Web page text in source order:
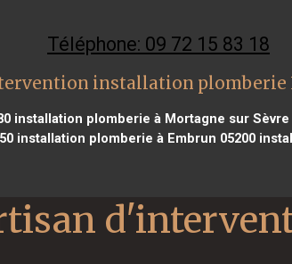
Téléphone: 09 72 15 83 18
installation plomberie
installation plomberie à Mortagne sur Sèvre
installation plomberie à Embrun 05200